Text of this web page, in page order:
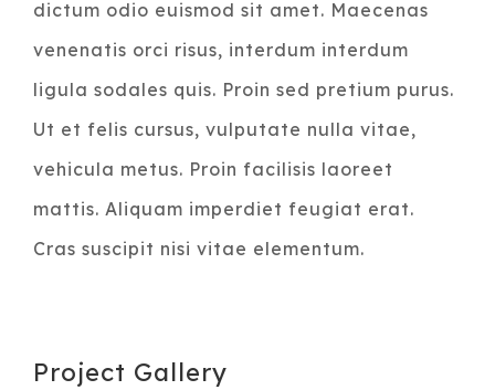
dictum odio euismod sit amet. Maecenas
venenatis orci risus, interdum interdum
ligula sodales quis. Proin sed pretium purus.
Ut et felis cursus, vulputate nulla vitae,
vehicula metus. Proin facilisis laoreet
mattis. Aliquam imperdiet feugiat erat.
Cras suscipit nisi vitae elementum.
Project Gallery